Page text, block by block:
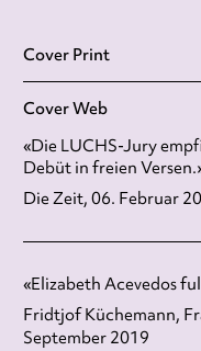
Cover Print
Cover Web
«Die LUCHS-Jury
Debüt in freien
Die Zeit, 06. Februar
«Elizabeth Acevedos
Fridtjof Küchemann,
September 2019